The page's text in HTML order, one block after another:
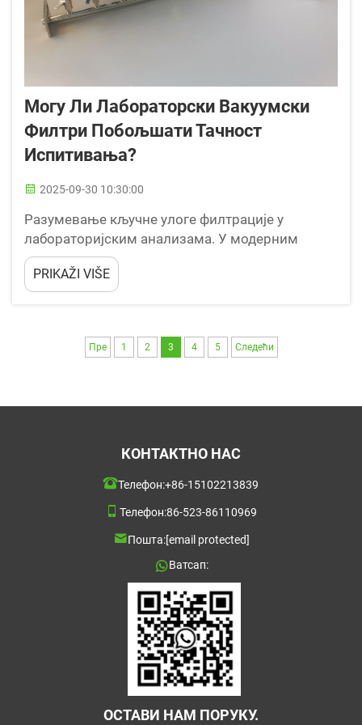
Могу Ли Лабораторски Вакуумски
Филтри Побољшати Тачност
Испитивања?
2025-09-30 10:30:00
Разумевање кључне улоге филтрације у
лабораторијским анализама. У модерним
лабораторијским условима, постизање
прецизних и репродуктивних резултата је
основни захтев за научна истраживања и
се показали као...
PRIKAŽI VIŠE
Пре 1 2 3 4 5 Следећи
КОНТАКТНО НАС
Телефон:+86-15102213839
Телефон:86-523-86110969
Пошта:[email protected]
Ватсап:
ОСТАВИ НАМ ПОРУКУ.